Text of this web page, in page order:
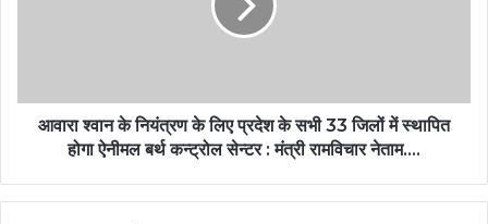
आवारा श्वान के नियंत्रण के लिए प्रदेश के सभी 33 जिलों में स्थापित
होगा ऐनीमल बर्थ कन्ट्रोल सेन्टर : मंत्री रामविचार नेताम….